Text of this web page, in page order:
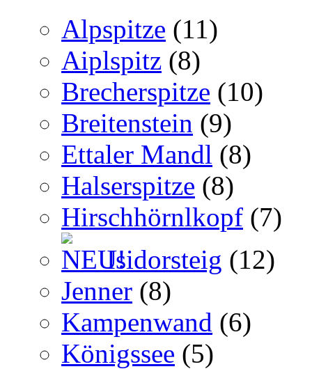
Alpspitze (11)
Aiplspitz (8)
Brecherspitze (10)
Breitenstein (9)
Ettaler Mandl (8)
Halserspitze (8)
Hirschhörnlkopf (7)
Isidorsteig (12)
Jenner (8)
Kampenwand (6)
Königssee (5)